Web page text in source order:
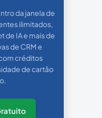
da janela de
ilimitados,
de IA e mais de
de CRM e
créditos
de cartão